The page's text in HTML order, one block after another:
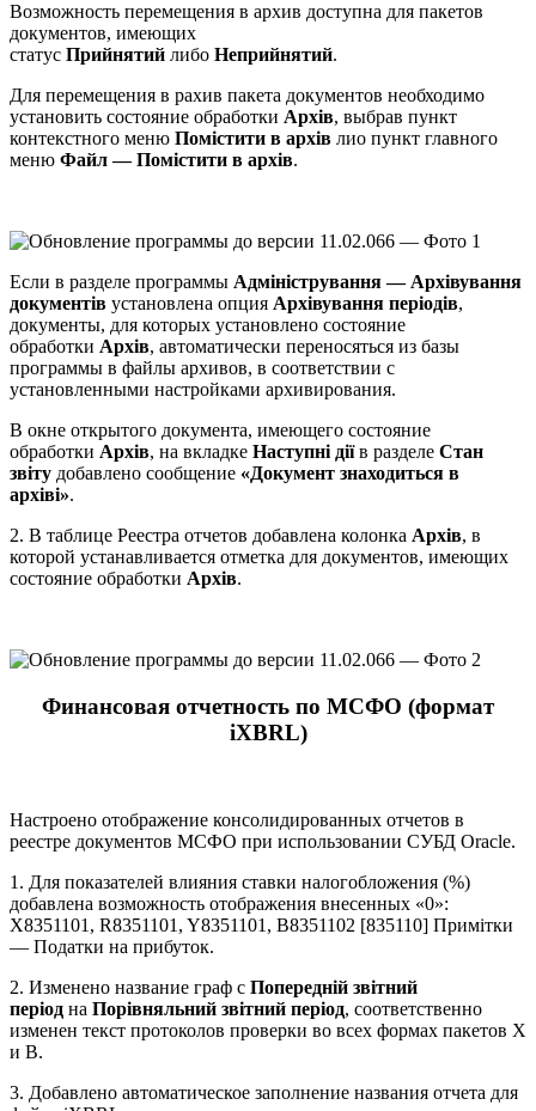
Возможность перемещения в архив доступна для пакетов
документов, имеющих
статус Прийнятий либо Неприйнятий.
Для перемещения в рахив пакета документов необходимо
установить состояние обработки Архів, выбрав пункт
контекстного меню Помістити в архів лио пункт главного
меню Файл — Помістити в архів.
Если в разделе программы Адміністрування — Архівування
документів установлена опция Архівування періодів,
документы, для которых установлено состояние
обработки Архів, автоматически переносяться из базы
программы в файлы архивов, в соответствии с
установленными настройками архивирования.
В окне открытого документа, имеющего состояние
обработки Архів, на вкладке Наступні діїв разделе Стан
звіту добавлено сообщение «Документ знаходиться в
архіві».
2. В таблице Реестра отчетов добавлена колонка Архів, в
которой устанавливается отметка для документов, имеющих
состояние обработки Архів.
Финансовая отчетность по МСФО (формат
iXBRL)
Настроено отображение консолидированных отчетов в
реестре документов МСФО при использовании СУБД Oracle.
1. Для показателей влияния ставки налогобложения (%)
добавлена возможность отображения внесенных «0»:
Х8351101, R8351101, Y8351101, B8351102 [835110] Примітки
— Податки на прибуток.
2. Изменено название граф с Попередній звітний
період на Порівняльний звітний період, соответственно
изменен текст протоколов проверки во всех формах пакетов Х
и В.
3. Добавлено автоматическое заполнение названия отчета для